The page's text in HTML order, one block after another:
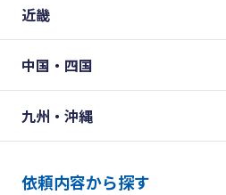
近畿
中国・四国
九州・沖縄
依頼内容から探す